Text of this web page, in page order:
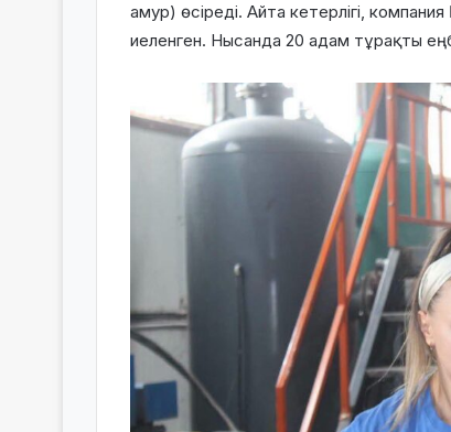
амур) өсіреді. Айта кетерлігі,
иеленген. Нысанда 20 адам тұрақты